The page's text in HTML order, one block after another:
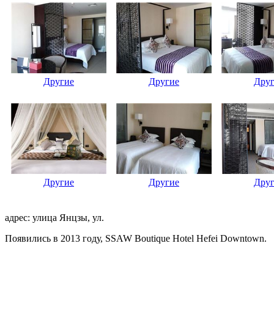
Другие Другие
Другие Другие
адрес: улица Янцзы, ул.
Появились в 2013 году, SSAW Boutique Hotel Hefei Downtown.